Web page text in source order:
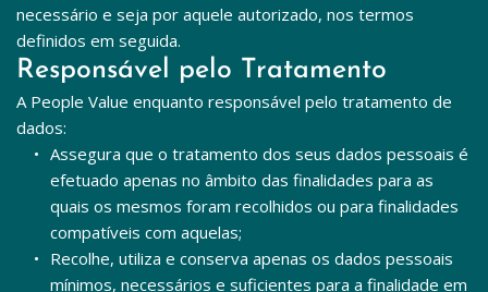
necessário e seja por aquele autorizado, nos termos
definidos em seguida.
Responsável pelo Tratamento
A People Value enquanto responsável pelo tratamento de
dados:
Assegura que o tratamento dos seus dados pessoais é
efetuado apenas no âmbito das finalidades para as
quais os mesmos foram recolhidos ou para finalidades
compatíveis com aquelas;
Recolhe, utiliza e conserva apenas os dados pessoais
mínimos, necessários e suficientes para a finalidade em